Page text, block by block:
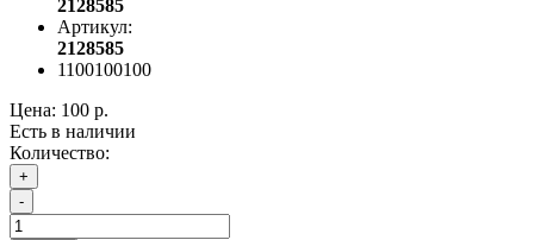
2128585
Артикул:
2128585
1100100100
Цена: 100 р.
Есть в наличии
Количество:
+
-